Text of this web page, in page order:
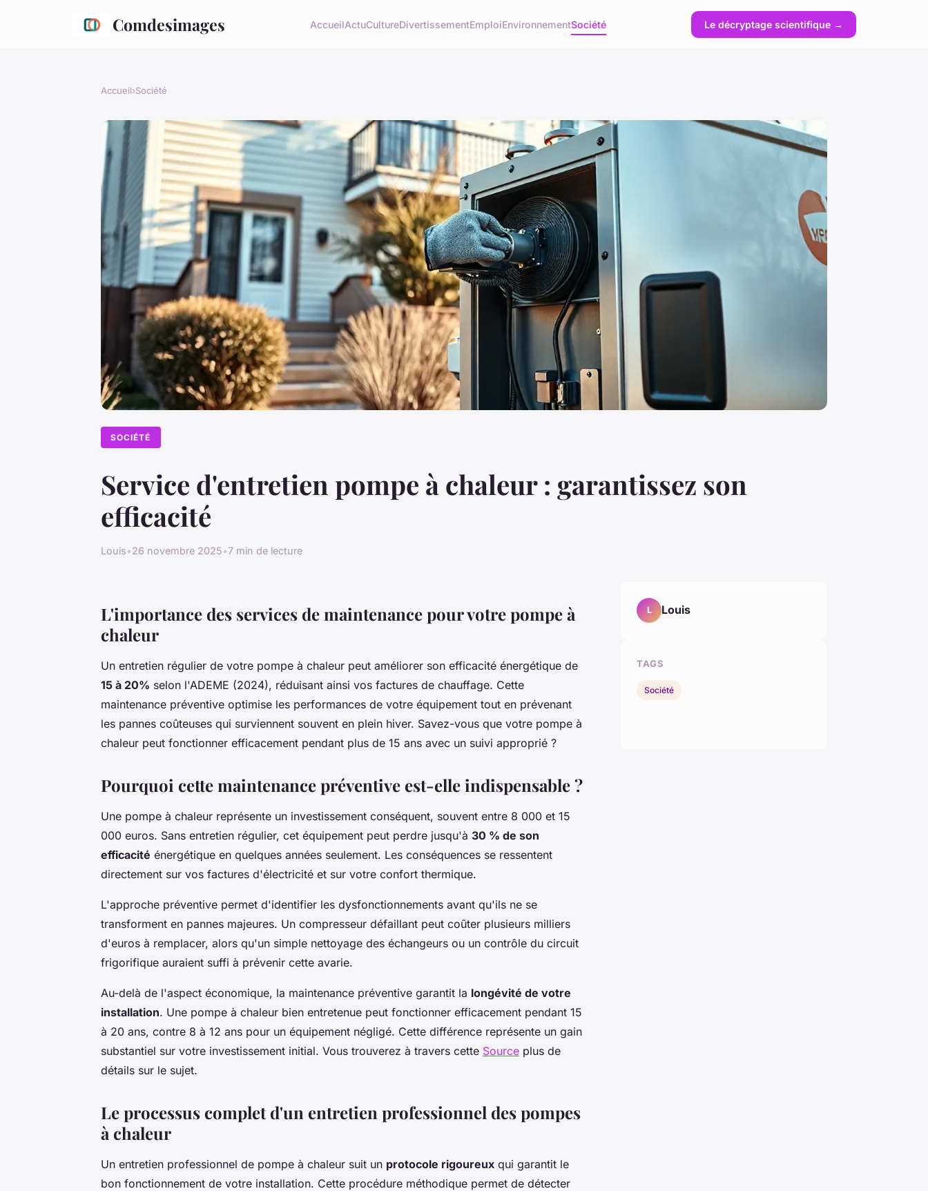
Comdesimages AccueilActuCultureDivertissementEmploiEnvironnementSociété Le décryptage scientifique →
Accueil›Société
SOCIÉTÉ
Service d'entretien pompe à chaleur : garantissez son
efficacité
Louis•26 novembre 2025•7 min de lecture
L'importance des services de maintenance pour votre pompe à
chaleur
Un entretien régulier de votre pompe à chaleur peut améliorer son efficacité énergétique de
15 à 20% selon l'ADEME (2024), réduisant ainsi vos factures de chauffage. Cette
maintenance préventive optimise les performances de votre équipement tout en prévenant
les pannes coûteuses qui surviennent souvent en plein hiver. Savez-vous que votre pompe à
chaleur peut fonctionner efficacement pendant plus de 15 ans avec un suivi approprié ?
Pourquoi cette maintenance préventive est-elle indispensable ?
Une pompe à chaleur représente un investissement conséquent, souvent entre 8 000 et 15
000 euros. Sans entretien régulier, cet équipement peut perdre jusqu'à 30 % de son
efficacité énergétique en quelques années seulement. Les conséquences se ressentent
directement sur vos factures d'électricité et sur votre confort thermique.
L'approche préventive permet d'identifier les dysfonctionnements avant qu'ils ne se
transforment en pannes majeures. Un compresseur défaillant peut coûter plusieurs milliers
d'euros à remplacer, alors qu'un simple nettoyage des échangeurs ou un contrôle du circuit
frigorifique auraient suffi à prévenir cette avarie.
Au-delà de l'aspect économique, la maintenance préventive garantit la longévité de votre
installation. Une pompe à chaleur bien entretenue peut fonctionner efficacement pendant 15
à 20 ans, contre 8 à 12 ans pour un équipement négligé. Cette différence représente un gain
substantiel sur votre investissement initial. Vous trouverez à travers cette Source plus de
détails sur le sujet.
Le processus complet d'un entretien professionnel des pompes
à chaleur
Un entretien professionnel de pompe à chaleur suit un protocole rigoureux qui garantit le
bon fonctionnement de votre installation. Cette procédure méthodique permet de détecter
L Louis
TAGS
Société